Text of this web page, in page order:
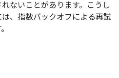
ないことがあります。こうし
、指数バックオフによる再試